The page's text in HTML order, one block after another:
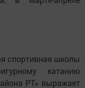
спортивная школы
катанию
РТ» выражает